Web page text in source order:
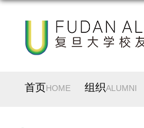
首页HOME 组织ALUMNI